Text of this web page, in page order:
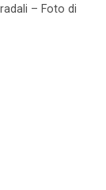
– Foto di